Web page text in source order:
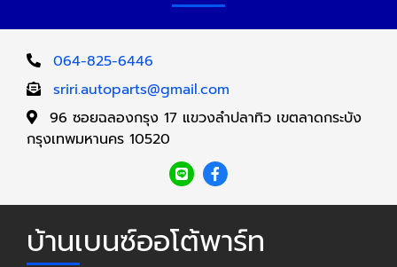
064-825-6446
sriri.autoparts@gmail.com
96 ซอยฉลองกรุง 17 แขวงลำปลาทิว เขตลาดกระบัง
กรุงเทพมหานคร 10520
บ้านเบนซ์ออโต้พาร์ท